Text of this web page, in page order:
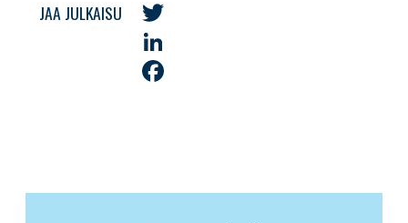
JAA JULKAISU
Twitter
LinkedIn